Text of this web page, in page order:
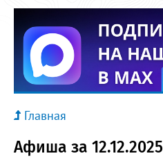
Главная
Афиша за 12.12.2025